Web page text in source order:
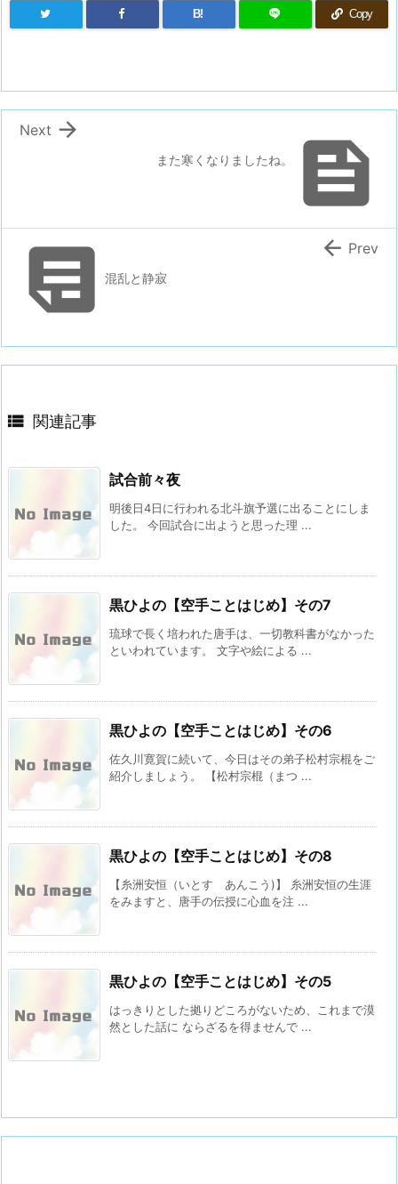
B! Copy

また寒くなりましたね。

Next
混乱と静寂
 Prev
 関連記事
試合前々夜
明後日4日に行われる北斗旗予選に出ることにしま
した。 今回試合に出ようと思った理 ...
黒ひよの【空手ことはじめ】その7
琉球で長く培われた唐手は、一切教科書がなかった
といわれています。 文字や絵による ...
黒ひよの【空手ことはじめ】その6
佐久川寛賀に続いて、今日はその弟子松村宗棍をご
紹介しましょう。 【松村宗棍（まつ ...
黒ひよの【空手ことはじめ】その8
【糸洲安恒（いとす あんこう)】 糸洲安恒の生涯
をみますと、唐手の伝授に心血を注 ...
黒ひよの【空手ことはじめ】その5
はっきりとした拠りどころがないため、これまで漠
然とした話に ならざるを得ませんで ...